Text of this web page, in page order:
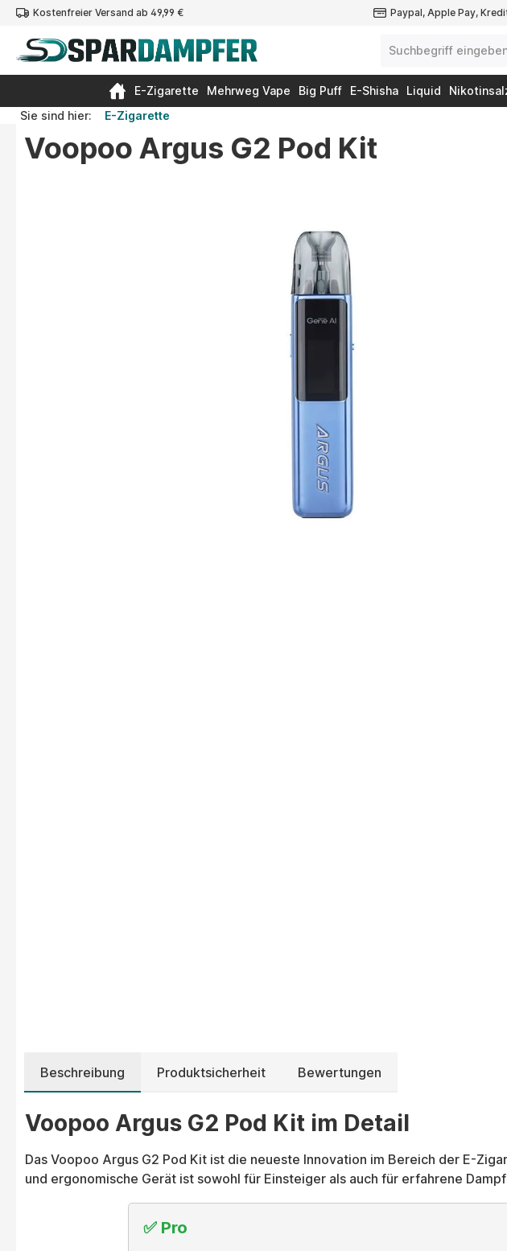
Zur Hauptnavigation springen
Kostenfreier Versand ab 49,99 € Paypal, Apple Pay,
E-Zigarette Mehrweg Vape Big Puff E-Shisha Liquid
Sie sind hier:
E-Zigarette
Voopoo Argus G2 Pod Kit
Beschreibung Produktsicherheit Bewertungen
Voopoo Argus G2 Pod Kit im Detail
Das Voopoo Argus G2 Pod Kit ist die neueste Innovation im Bereich der E-
und ergonomische Gerät ist sowohl für Einsteiger als auch für erfahrene
✅ Pro